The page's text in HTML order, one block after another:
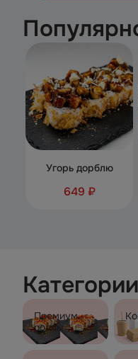
Угорь дорблю
649 ₽
Категории
Премиум
роллы